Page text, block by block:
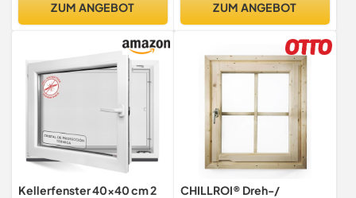
ZUM ANGEBOT ZUM ANGEBOT
Kellerfenster 40x40 cm 2
CHILLROI® Dreh-/